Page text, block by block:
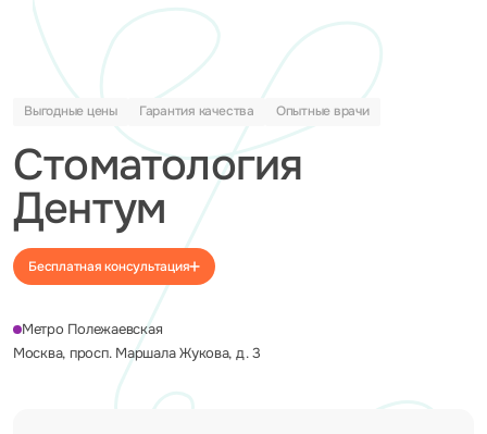
Выгодные цены Гарантия качества Опытные врачи
Стоматология
Дентум
Бесплатная консультация
Метро Полежаевская
Москва, просп. Маршала Жукова, д. 3